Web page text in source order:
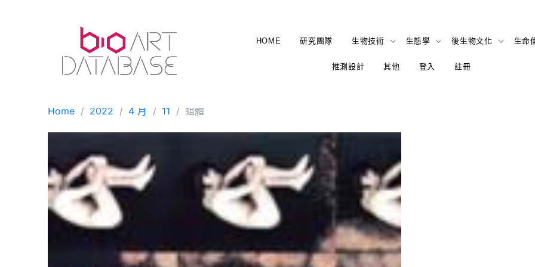
HOME 研究團隊 生物技術 生態學 後生物文化 生命
推測設計 其他 登入 註冊
Home 2022 4 月 11 蛆體